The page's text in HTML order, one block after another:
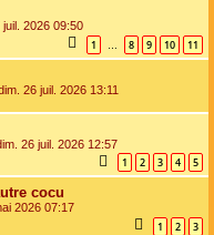
juil. 2026 09:50
1 … 8 9 10 11
26 juil. 2026 13:11
26 juil. 2026 12:57
1 2 3 4 5
cocu
2026 07:17
1 2 3